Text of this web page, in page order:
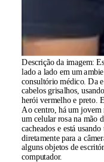
Descrição da imagem:
lado a lado em um
consultório médico. Da
cabelos grisalhos,
herói vermelho e preto.
Ao centro, há um jovem
um celular rosa na mão
cacheados e está
diretamente para a
alguns objetos de
computador.